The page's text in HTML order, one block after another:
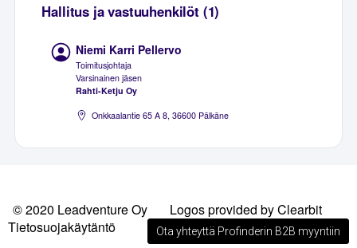
Hallitus ja vastuuhenkilöt (1)
Niemi Karri Pellervo
Toimitusjohtaja
Varsinainen jäsen
Rahti-Ketju Oy
Onkkaalantie 65 A 8, 36600 Pälkäne
© 2020 Leadventure Oy
Logos provided by Clearbit
Tietosuojakäytäntö
Ota yhteyttä Profinderin B2B myyntiin